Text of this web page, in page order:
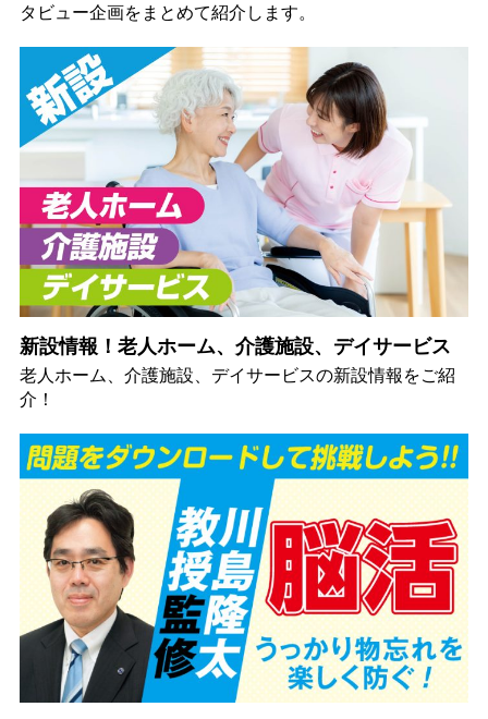
タビュー企画をまとめて紹介します。
新設情報！老人ホーム、介護施設、デイサービス
老人ホーム、介護施設、デイサービスの新設情報をご紹
介！